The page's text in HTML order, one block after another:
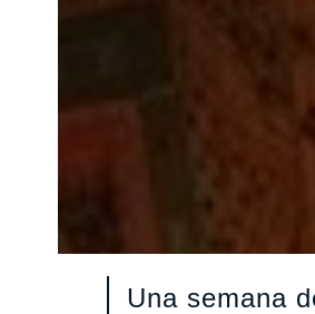
Una semana